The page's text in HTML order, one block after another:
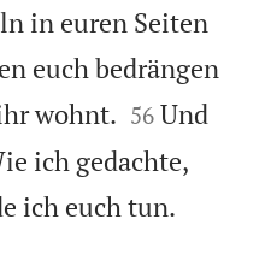
in euren Seiten
euch bedrängen
wohnt. 

56 Und
ich gedachte,
ich euch tun.